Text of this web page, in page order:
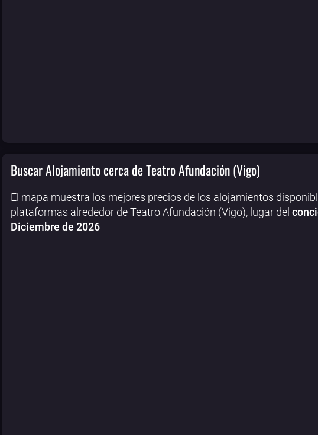
Buscar Alojamiento cerca de Teatro Afundación (Vigo)
El mapa muestra los mejores precios de los alojamientos
plataformas alrededor de Teatro Afundación (Vigo), lugar del
Diciembre de 2026